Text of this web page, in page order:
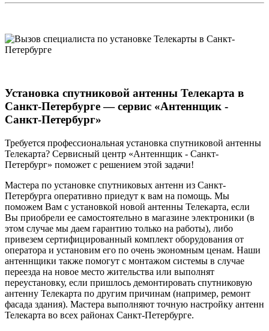
Установка спутниковой антенны Телекарта в
Санкт-Петербурге — сервис «Антеннщик -
Санкт-Петербург»
Требуется профессиональная установка спутниковой антенны
Телекарта? Сервисный центр «Антеннщик - Санкт-
Петербург» поможет с решением этой задачи!
Мастера по установке спутниковых антенн из Санкт-
Петербурга оперативно приедут к вам на помощь. Мы
поможем Вам с установкой новой антенны Телекарта, если
Вы приобрели ее самостоятельно в магазине электроники (в
этом случае мы даем гарантию только на работы), либо
привезем сертифицированный комплект оборудования от
оператора и установим его по очень экономным ценам. Наши
антеннщики также помогут с монтажом системы в случае
переезда на новое место жительства или выполнят
переустановку, если пришлось демонтировать спутниковую
антенну Телекарта по другим причинам (например, ремонт
фасада здания). Мастера выполняют точную настройку антенн
Телекарта во всех районах Санкт-Петербурге.